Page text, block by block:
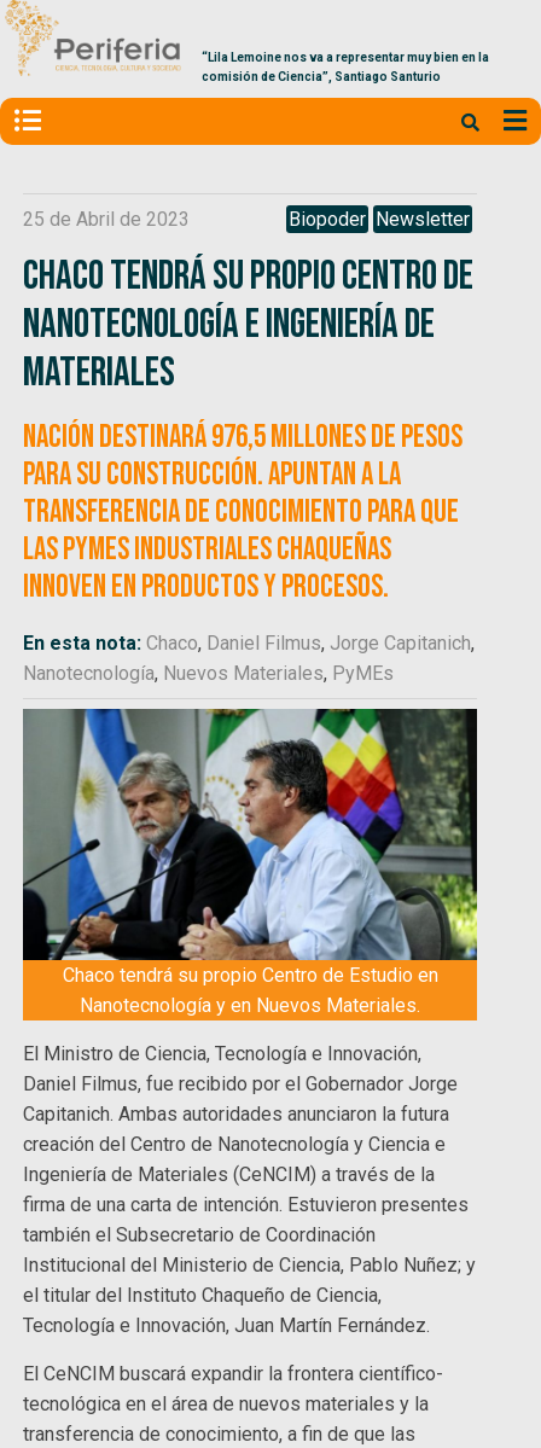
“Lila Lemoine nos va a representar muy bien en la
comisión de Ciencia”, Santiago Santurio
25 de Abril de 2023 Biopoder Newsletter
Chaco tendrá su propio Centro de
Nanotecnología e Ingeniería de
Materiales
Nación destinará 976,5 millones de pesos
para su construcción. Apuntan a la
transferencia de conocimiento para que
las PyMEs industriales chaqueñas
innoven en productos y procesos.
En esta nota:Chaco, Daniel Filmus, Jorge Capitanich,
Nanotecnología, Nuevos Materiales, PyMEs
Chaco tendrá su propio Centro de Estudio en
Nanotecnología y en Nuevos Materiales.
El Ministro de Ciencia, Tecnología e Innovación,
Daniel Filmus, fue recibido por el Gobernador Jorge
Capitanich. Ambas autoridades anunciaron la futura
creación del Centro de Nanotecnología y Ciencia e
Ingeniería de Materiales (CeNCIM) a través de la
firma de una carta de intención. Estuvieron presentes
también el Subsecretario de Coordinación
Institucional del Ministerio de Ciencia, Pablo Nuñez; y
el titular del Instituto Chaqueño de Ciencia,
Tecnología e Innovación, Juan Martín Fernández.
El CeNCIM buscará expandir la frontera científico-
tecnológica en el área de nuevos materiales y la
transferencia de conocimiento, a fin de que las